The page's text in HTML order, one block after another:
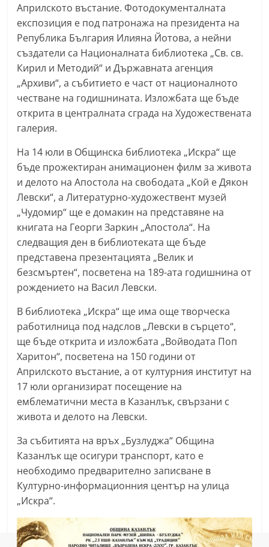
Априлското въстание. Фотодокументалната
експозиция е под патронажа на президента на
Република България Илияна Йотова, а нейни
създатели са Националната библиотека „Св. св.
Кирил и Методий“ и Държавната агенция
„Архиви“, а събитието е част от националното
честване на годишнината. Изложбата ще бъде
открита в централната сграда на Художествената
галерия.
На 14 юли в Общинска библиотека „Искра“ ще
бъде прожектиран анимационен филм за живота
и делото на Апостола на свободата „Кой е Дякон
Левски“, а Литературно-художествент музей
„Чудомир“ ще е домакин на представяне на
книгата на Георги Заркин „Апостола“. На
следващия ден в библиотеката ще бъде
представена презентацията „Велик и
безсмъртен“, посветена на 189-ата годишнина от
рождението на Васил Левски.
В библиотека „Искра“ ще има още творческа
работилница под надслов „Левски в сърцето“,
ще бъде открита и изложбата „Войводата Поп
Харитон“, посветена на 150 години от
Априлското въстание, а от културния институт на
17 юли организират посещение на
емблематични места в Казанлък, свързани с
живота и делото на Левски.
За събитията на връх „Бузлуджа“ Община
Казанлък ще осигури транспорт, като е
необходимо предварително записване в
Културно-информационния център на улица
„Искра“.